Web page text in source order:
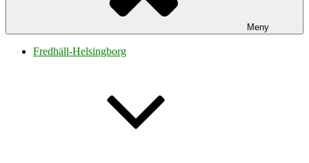
Meny
Fredhäll-Helsingborg